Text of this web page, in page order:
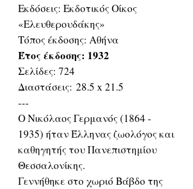
Εκδόσεις: Εκδοτικός Οίκος
«Ελευθερουδάκης»
Τόπος έκδοσης: Αθήνα
Έτος έκδοσης: 1932
Σελίδες: 724
Διαστάσεις: 28.5 x 21.5
---
Ο Νικόλαος Γερμανός (1864 -
1935) ήταν Έλληνας ζωολόγος και
καθηγητής του Πανεπιστημίου
Θεσσαλονίκης.
Γεννήθηκε στο χωριό Βάβδο της